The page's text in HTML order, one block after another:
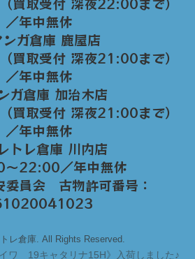
／年中無休
ガ倉庫 鹿屋店
取受付 深夜21:00まで）
／年中無休
ガ倉庫 加治木店
取受付 深夜21:00まで）
／年中無休
トレ倉庫 川内店
22:00／年中無休
委員会 古物許可番号：
レ倉庫. All Rights Reserved.
ワ 19キャタリナ15H》入荷しました♪